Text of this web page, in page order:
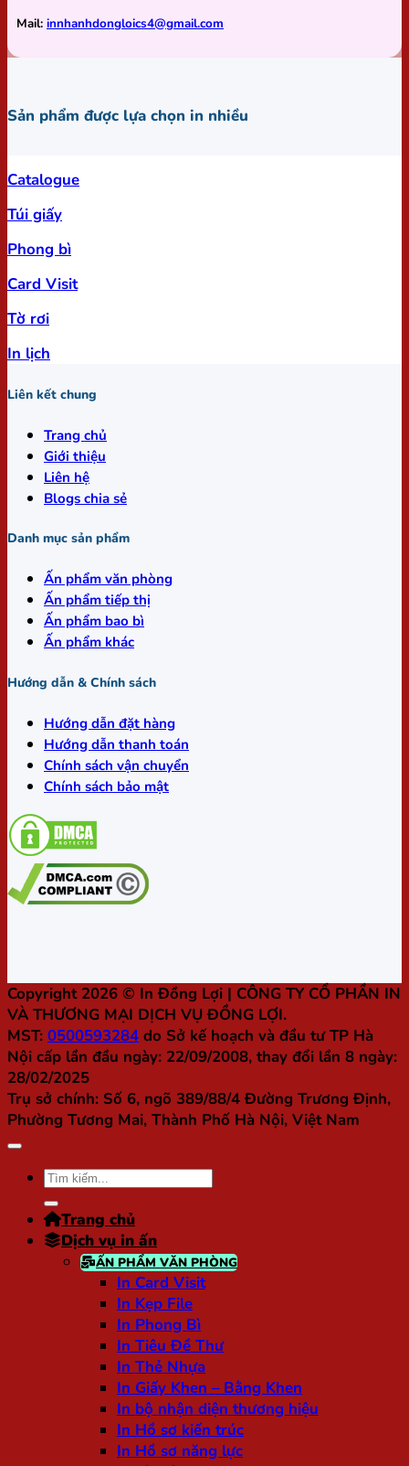
Mail: innhanhdongloics4@gmail.com
Sản phẩm được lựa chọn in nhiều
Catalogue
Túi giấy
Phong bì
Card Visit
Tờ rơi
In lịch
Liên kết chung
Trang chủ
Giới thiệu
Liên hệ
Blogs chia sẻ
Danh mục sản phẩm
Ấn phẩm văn phòng
Ấn phẩm tiếp thị
Ấn phẩm bao bì
Ấn phẩm khác
Hướng dẫn & Chính sách
Hướng dẫn đặt hàng
Hướng dẫn thanh toán
Chính sách vận chuyển
Chính sách bảo mật
Copyright 2026 © In Đồng Lợi | CÔNG TY CỔ PHẦN IN
VÀ THƯƠNG MẠI DỊCH VỤ ĐỒNG LỢI.
MST: 0500593284 do Sở kế hoạch và đầu tư TP Hà
Nội cấp lần đầu ngày: 22/09/2008, thay đổi lần 8 ngày:
28/02/2025
Trụ sở chính: Số 6, ngõ 389/88/4 Đường Trương Định,
Phường Tương Mai, Thành Phố Hà Nội, Việt Nam
Tìm
kiếm:
Trang chủ
Dịch vụ in ấn
ẤN PHẨM VĂN PHÒNG
In Card Visit
In Kẹp File
In Phong Bì
In Tiêu Đề Thư
In Thẻ Nhựa
In Giấy Khen – Bằng Khen
In bộ nhận diện thương hiệu
In Hồ sơ kiến trúc
In Hồ sơ năng lực